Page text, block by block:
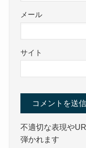
メール
サイト
不適切な表現や
弾かれます